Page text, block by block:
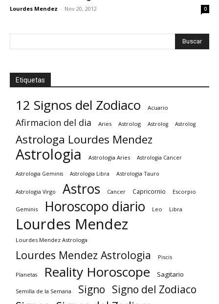
Lourdes Mendez - Nov 20, 2012 0
Etiquetas
12 Signos del Zodiaco Acuario
Afirmacion del dia Aries Astrolog Astrolog Astrolog
Astrologa Lourdes Mendez
Astrologia Astrologia Aries Astrologia Cancer
Astrologia Geminis Astrologia Libra Astrologia Tauro
Astrologia Virgo Astros Cancer Capricornio Escorpio
Geminis Horoscopo diario Leo Libra
Lourdes Mendez
Lourdes Mendez Astrologa
Lourdes Mendez Astrologia Piscis
Planetas Reality Horoscope Sagitario
Semilla de la Semana Signo Signo del Zodiaco